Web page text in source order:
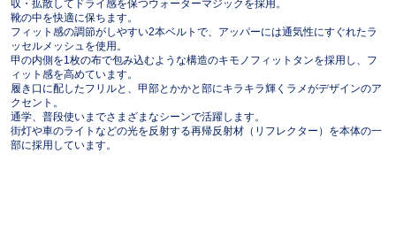
収・拡散してドライ感を保つウォーターマジックを採用。
靴の中を快適に保ちます。
フィット感の調節がしやすい2本ベルトで、アッパーには通気性にすぐれたラ
ッセルメッシュを使用。
甲の内側を1枚の布で包み込むような構造のキモノフィットタンを採用し、フ
ィット感を高めています。
履き口に配したフリルと、甲部とかかと部にキラキラ輝くラメがデザインのア
クセント。
通学、普段使いまでさまざまなシーンで活躍します。
街灯や車のライトなどの光を反射する再帰反射材（リフレクター）を本体の一
部に採用しています。